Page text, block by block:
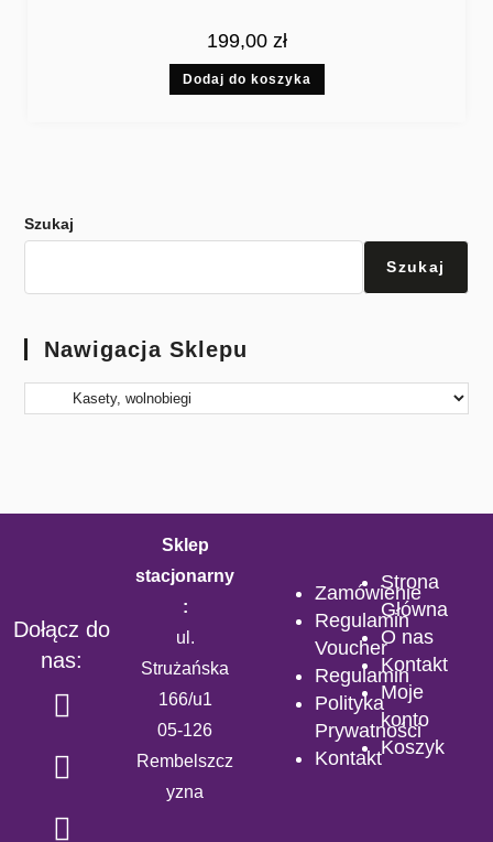
199,00 zł
Dodaj do koszyka
Szukaj
Szukaj
Nawigacja Sklepu
Dołącz do
nas:
Sklep
stacjonarny
:
ul.
Strużańska
166/u1
05-126
Rembelszcz
yzna
Zamówienie
Regulamin
Voucher
Regulamin
Polityka
Prywatności
Kontakt
Strona
Główna
O nas
Kontakt
Moje
konto
Koszyk